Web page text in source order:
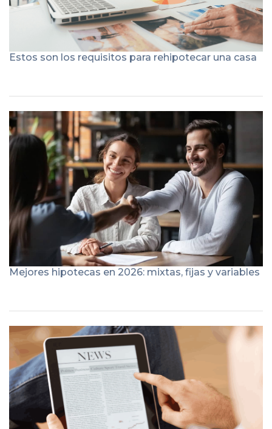
Estos son los requisitos para rehipotecar una casa
Mejores hipotecas en 2026: mixtas, fijas y variables